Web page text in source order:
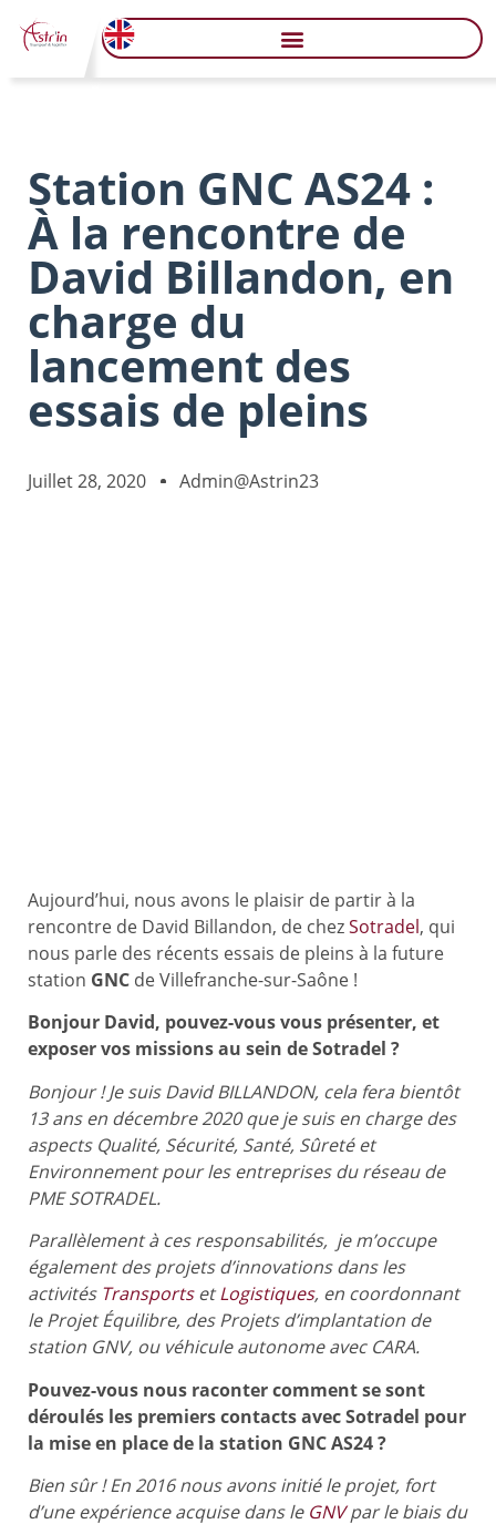
Station GNC AS24 :
À la rencontre de
David Billandon, en
charge du
lancement des
essais de pleins
Juillet 28, 2020 Admin@astrin23
Aujourd’hui, nous avons le plaisir de partir à la
rencontre de David Billandon, de chezSotradel, qui
nous parle des récents essais de pleins à la future
station GNC de Villefranche-sur-Saône !
Bonjour David, pouvez-vous vous présenter, et
exposer vos missions au sein de Sotradel ?
Bonjour ! Je suis David BILLANDON, cela fera bientôt
13 ans en décembre 2020 que je suis en charge des
aspects Qualité, Sécurité, Santé, Sûreté et
Environnement pour les entreprises du réseau de
PME SOTRADEL.
Parallèlement à ces responsabilités, je m’occupe
également des projets d’innovations dans les
activités TransportsetLogistiques, en coordonnant
le Projet Équilibre, des Projets d’implantation de
station GNV, ou véhicule autonome avec CARA.
Pouvez-vous nous raconter comment se sont
déroulés les premiers contacts avec Sotradel pour
la mise en place de la station GNC AS24 ?
Bien sûr ! En 2016 nous avons initié le projet, fort
d’une expérience acquise dans le GNVpar le biais du